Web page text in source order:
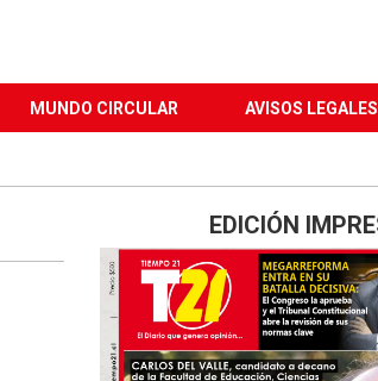
MUNDO CIRCULAR AVISOS LEGALES
EDICIÓN